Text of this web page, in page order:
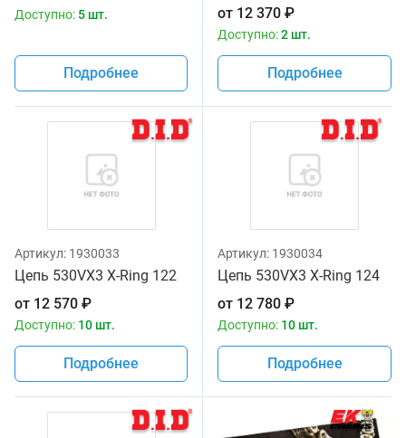
Доступно: 5 шт.
Подробнее
от 12 370 ₽
Доступно:2 шт.
Подробнее
Артикул: 1930033
Цепь 530VX3 X-Ring 122
от 12 570 ₽
Доступно: 10 шт.
Подробнее
Артикул: 1930034
Цепь 530VX3 X-Ring 124
от 12 780 ₽
Доступно: 10 шт.
Подробнее